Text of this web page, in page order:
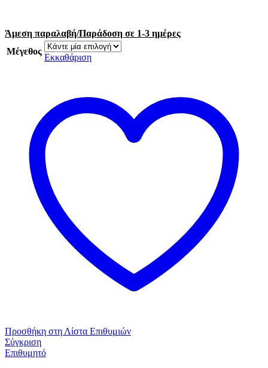
Άμεση παραλαβή/Παράδοση σε 1-3 ημέρες
Μέγεθος
Εκκαθάριση
Προσθήκη στη Λίστα Επιθυμιών
Σύγκριση
Επιθυμητό